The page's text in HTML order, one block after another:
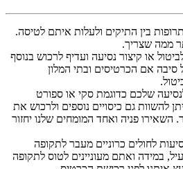
בין התיקים ולעלות איתם לטיסה.
ממה שצריך.
או קיצור נסיעה ועדיף לרכוש בנוסף
סיבה אם הכרטיסים ובתי המלון
שלכם כדוגמת סקי או ספורט
להשוות גם כיסויים נוספים ולרכוש את
השאירו פניה ואחד המומחים שלנו יחזור
לחולים כרוניים מעבר לתקופה
במידה ואתם מעוניינים לטוס לתקופה